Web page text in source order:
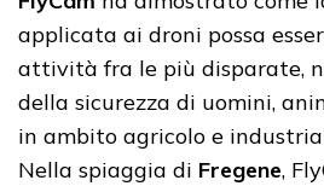
applicata ai droni possa
attività fra le più disparate,
della sicurezza di uomini,
in ambito agricolo e
Nella spiaggia di Fregene,